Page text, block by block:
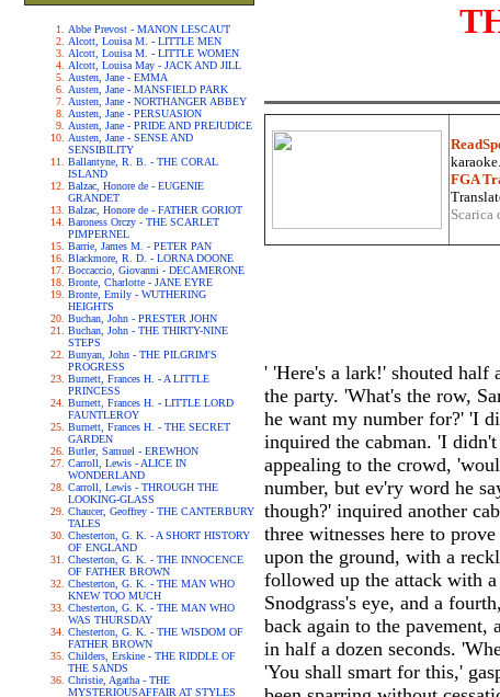
Abbe Prevost - MANON LESCAUT
Alcott, Louisa M. - LITTLE MEN
Alcott, Louisa M. - LITTLE WOMEN
Alcott, Louisa May - JACK AND JILL
Austen, Jane - EMMA
Austen, Jane - MANSFIELD PARK
Austen, Jane - NORTHANGER ABBEY
Austen, Jane - PERSUASION
Austen, Jane - PRIDE AND PREJUDICE
Austen, Jane - SENSE AND
SENSIBILITY
Ballantyne, R. B. - THE CORAL
ISLAND
Balzac, Honore de - EUGENIE
GRANDET
Balzac, Honore de - FATHER GORIOT
Baroness Orczy - THE SCARLET
PIMPERNEL
Barrie, James M. - PETER PAN
Blackmore, R. D. - LORNA DOONE
Boccaccio, Giovanni - DECAMERONE
Bronte, Charlotte - JANE EYRE
Bronte, Emily - WUTHERING
HEIGHTS
Buchan, John - PRESTER JOHN
Buchan, John - THE THIRTY-NINE
STEPS
Bunyan, John - THE PILGRIM'S
PROGRESS
Burnett, Frances H. - A LITTLE
PRINCESS
Burnett, Frances H. - LITTLE LORD
FAUNTLEROY
Burnett, Frances H. - THE SECRET
GARDEN
Butler, Samuel - EREWHON
Carroll, Lewis - ALICE IN
WONDERLAND
Carroll, Lewis - THROUGH THE
LOOKING-GLASS
Chaucer, Geoffrey - THE CANTERBURY
TALES
Chesterton, G. K. - A SHORT HISTORY
OF ENGLAND
Chesterton, G. K. - THE INNOCENCE
OF FATHER BROWN
Chesterton, G. K. - THE MAN WHO
KNEW TOO MUCH
Chesterton, G. K. - THE MAN WHO
WAS THURSDAY
Chesterton, G. K. - THE WISDOM OF
FATHER BROWN
Childers, Erskine - THE RIDDLE OF
THE SANDS
Christie, Agatha - THE
MYSTERIOUSAFFAIR AT STYLES
FGA
Scarica
' 'Here's a lark!' shouted half
the party. 'What's the row,
he want my number for?' 'I
inquired the cabman. 'I
appealing to the crowd,
number, but ev'ry word he
though?' inquired another
three witnesses here to
upon the ground, with a
followed up the attack with
Snodgrass's eye, and a
back again to the
in half a dozen seconds.
'You shall smart for this,'